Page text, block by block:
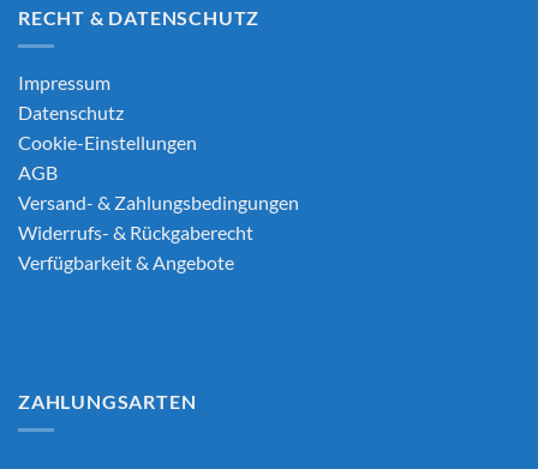
RECHT & DATENSCHUTZ
Impressum
Datenschutz
Cookie-Einstellungen
AGB
Versand- & Zahlungsbedingungen
Widerrufs- & Rückgaberecht
Verfügbarkeit & Angebote
ZAHLUNGSARTEN